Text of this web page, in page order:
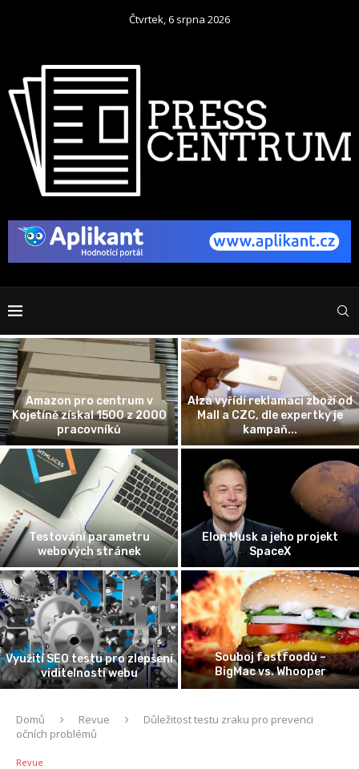
Čtvrtek, 6 srpna 2026
Amazon pro centrum v
Kojetíně získal 1500 z 2000
pracovníků
Alza vyřídí reklamaci zboží od
Mall a CZC, dle expertky je
kampaň...
Testování parametru
webových stránek
Elon Musk a jeho projekt
SpaceX
Využití SEO testu pro zlepšení
viditelnosti webu
Souboj fastfoodů –
BigMac vs. Whooper
Domů Revue
Důležitost testu zraku pro prevenci
očních problémů
Revue